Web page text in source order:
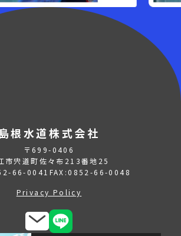
島根水道株式会社
〒699-0406
市宍道町佐々布213番地25
66-0041 FAX:0852-66-0048
Privacy Policy